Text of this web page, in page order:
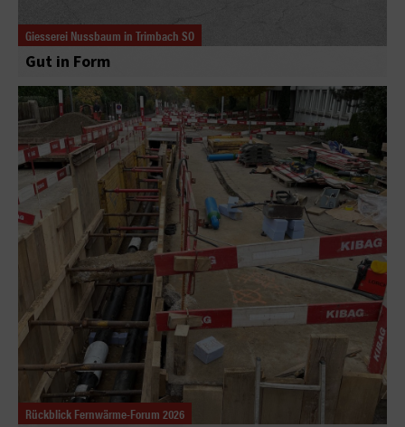
Giesserei Nussbaum in Trimbach SO
Gut in Form
Rückblick Fernwärme-Forum 2026